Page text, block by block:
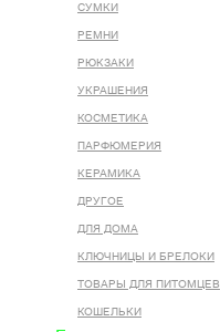
СУМКИ
РЕМНИ
РЮКЗАКИ
УКРАШЕНИЯ
КОСМЕТИКА
ПАРФЮМЕРИЯ
КЕРАМИКА
ДРУГОЕ
ДЛЯ ДОМА
КЛЮЧНИЦЫ И БРЕЛОКИ
ТОВАРЫ ДЛЯ ПИТОМЦЕВ
КОШЕЛЬКИ